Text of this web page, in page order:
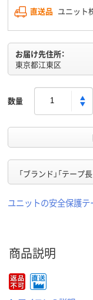
直送品 ユニット
お届け先住所：
東京都江東区
数量
「ブランド」「テープ
ユニットの安全保護
商品説明